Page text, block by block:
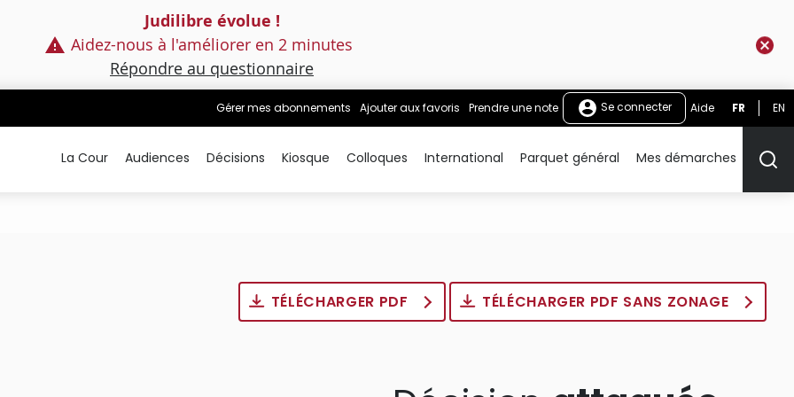
Judilibre évolue !
Aidez-nous à l'améliorer en 2 minutes
Répondre au questionnaire
Gérer mes abonnements Ajouter aux favoris Prendre une note Se connecter Aide FR EN
La Cour Audiences Décisions Kiosque Colloques International Parquet général Mes démarches
TÉLÉCHARGER PDF TÉLÉCHARGER PDF SANS ZONAGE